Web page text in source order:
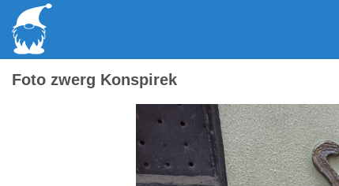
Foto zwerg Konspirek